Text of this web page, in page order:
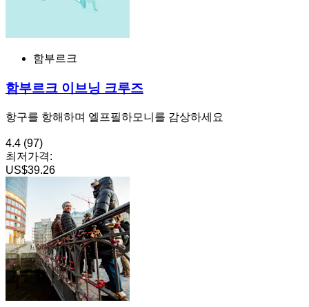
함부르크
함부르크 이브닝 크루즈
항구를 항해하며 엘프필하모니를 감상하세요
4.4 (97)
최저가격:
US$39.26